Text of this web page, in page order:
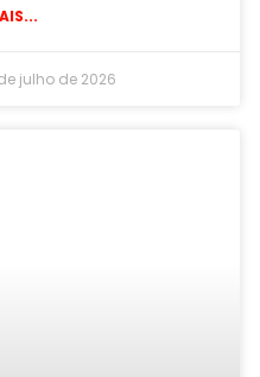
julho de 2026